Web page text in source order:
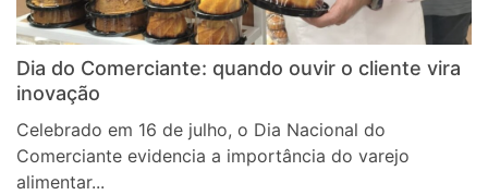
Dia do Comerciante: quando ouvir o cliente vira
inovação
Celebrado em 16 de julho, o Dia Nacional do
Comerciante evidencia a importância do varejo
alimentar...